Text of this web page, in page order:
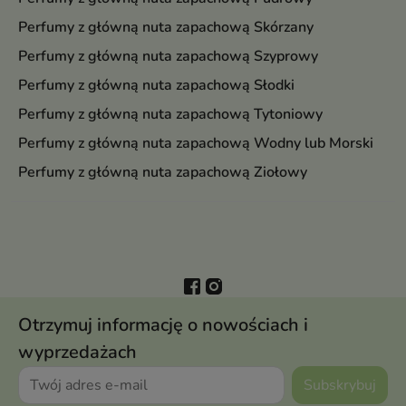
Perfumy z główną nuta zapachową Skórzany
Perfumy z główną nuta zapachową Szyprowy
Perfumy z główną nuta zapachową Słodki
Perfumy z główną nuta zapachową Tytoniowy
Perfumy z główną nuta zapachową Wodny lub Morski
Perfumy z główną nuta zapachową Ziołowy
Otrzymuj informację o nowościach i
wyprzedażach